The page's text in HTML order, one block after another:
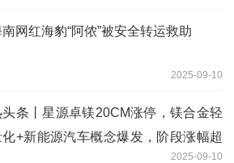
网红海豹“阿侬”被安全转运救助
2025-09-10
头条丨星源卓镁20CM涨停，镁合金轻
化+新能源汽车概念爆发，阶段涨幅超
2025-09-10